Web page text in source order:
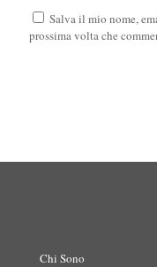
Salva il mio nome,
prossima volta che
Chi Sono